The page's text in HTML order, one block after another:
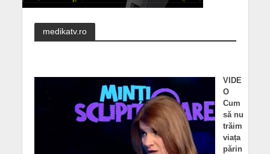
medikatv.ro
VIDE
O
Cum
să nu
trăim
viața
părin